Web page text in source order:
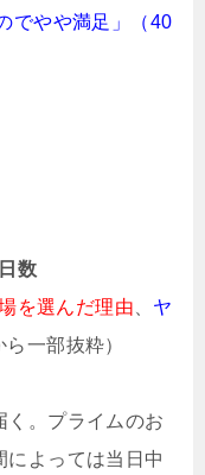
でやや満足」（40
数
を選んだ理由
ヤ
ら一部抜粋）
く。プライムのお
によっては当日中